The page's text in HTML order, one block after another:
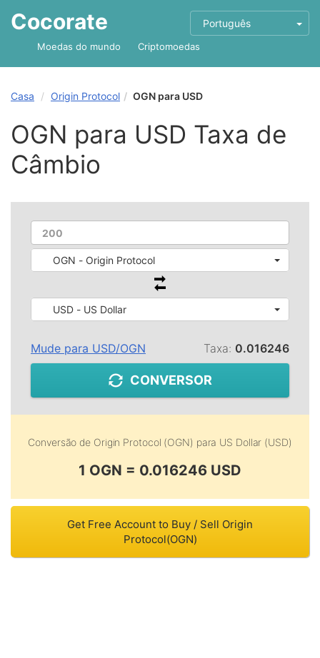
Cocorate Português
Moedas do mundo Criptomoedas
Casa Origin Protocol OGN para USD
OGN para USD Taxa de
Câmbio
OGN - Origin Protocol
USD - US Dollar
Mude para USD/OGN Taxa: 0.016246
CONVERSOR
Conversão de Origin Protocol (OGN) para US Dollar (USD)
1 OGN = 0.016246 USD
Get Free Account to Buy / Sell Origin
Protocol(OGN)